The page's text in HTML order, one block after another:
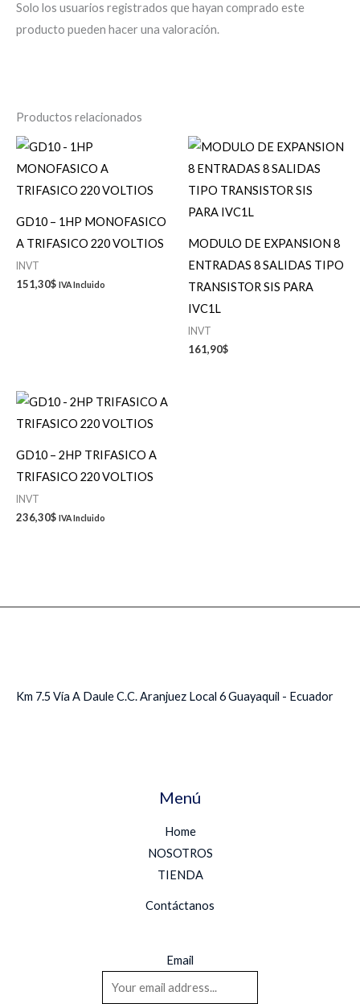
Solo los usuarios registrados que hayan comprado este
producto pueden hacer una valoración.
Productos relacionados
GD10 – 1HP MONOFASICO
A TRIFASICO 220 VOLTIOS
INVT
151,30$ IVA Incluido
MODULO DE EXPANSION 8
ENTRADAS 8 SALIDAS TIPO
TRANSISTOR SIS PARA
IVC1L
INVT
161,90$
GD10 – 2HP TRIFASICO A
TRIFASICO 220 VOLTIOS
INVT
236,30$ IVA Incluido
Km 7.5 Vía A Daule C.C. Aranjuez Local 6 Guayaquil - Ecuador
Menú
Home
NOSOTROS
TIENDA
Contáctanos
Email